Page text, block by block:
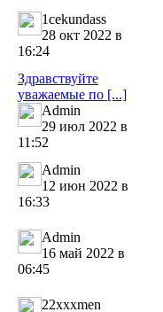
1cekundass
28 окт 2022 в
16:24
Здравствуйте
уважаемые по [...]
Admin
29 июл 2022 в
11:52
Admin
12 июн 2022 в
16:33
Admin
16 май 2022 в
06:45
22xxxmen